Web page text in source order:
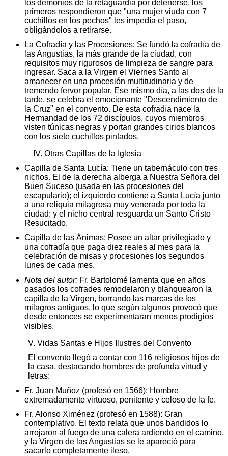
los demonios de la retaguardia por detenerse, los
primeros respondieron que "una mujer viuda con 7
cuchillos en los pechos" les impedía el paso,
obligándolos a retirarse.
La Cofradía y las Procesiones: Se fundó la cofradía de
las Angustias, la más grande de la ciudad, con
requisitos muy rigurosos de limpieza de sangre para
ingresar. Saca a la Virgen el Viernes Santo al
amanecer en una procesión multitudinaria y de
tremendo fervor popular. Ese mismo día, a las dos de la
tarde, se celebra el emocionante "Descendimiento de
la Cruz" en el convento. De esta cofradía nace la
Hermandad de los 72 discípulos, cuyos miembros
visten túnicas negras y portan grandes cirios blancos
con los siete cuchillos pintados.
IV. Otras Capillas de la Iglesia
Capilla de Santa Lucía: Tiene un tabernáculo con tres
nichos. El de la derecha alberga a Nuestra Señora del
Buen Suceso (usada en las procesiones del
escapulario); el izquierdo contiene a Santa Lucía junto
a una reliquia milagrosa muy venerada por toda la
ciudad; y el nicho central resguarda un Santo Cristo
Resucitado.
Capilla de las Ánimas: Posee un altar privilegiado y
una cofradía que paga diez reales al mes para la
celebración de misas y procesiones los segundos
lunes de cada mes.
Nota del autor: Fr. Bartolomé lamenta que en años
pasados los cofrades remodelaron y blanquearon la
capilla de la Virgen, borrando las marcas de los
milagros antiguos, lo que según algunos provocó que
desde entonces se experimentaran menos prodigios
visibles.
V. Vidas Santas e Hijos Ilustres del Convento
El convento llegó a contar con 116 religiosos hijos de
la casa, destacando hombres de profunda virtud y
letras:
Fr. Juan Muñoz (profesó en 1566): Hombre
extremadamente virtuoso, penitente y celoso de la fe.
Fr. Alonso Ximénez (profesó en 1588): Gran
contemplativo. El texto relata que unos bandidos lo
arrojaron al fuego de una calera ardiendo en el camino,
y la Virgen de las Angustias se le apareció para
sacarlo completamente ileso.